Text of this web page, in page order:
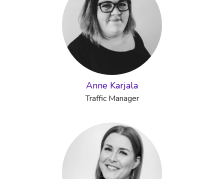
Anne Karjala
Traffic Manager